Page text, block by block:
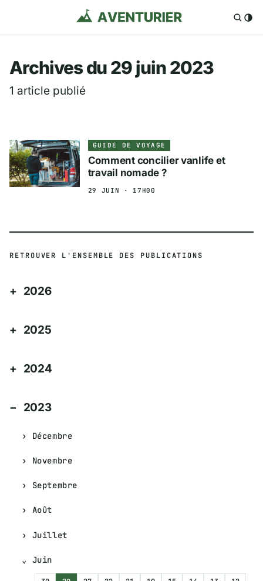
Aventurier.fr —
Archives du 29 juin 2023
1 article publié
GUIDE DE VOYAGE
Comment concilier vanlife et
travail nomade ?
29 JUIN · 17H00
RETROUVER L'ENSEMBLE DES PUBLICATIONS
2026
2025
2024
2023
Décembre
Novembre
Septembre
Août
Juillet
Juin